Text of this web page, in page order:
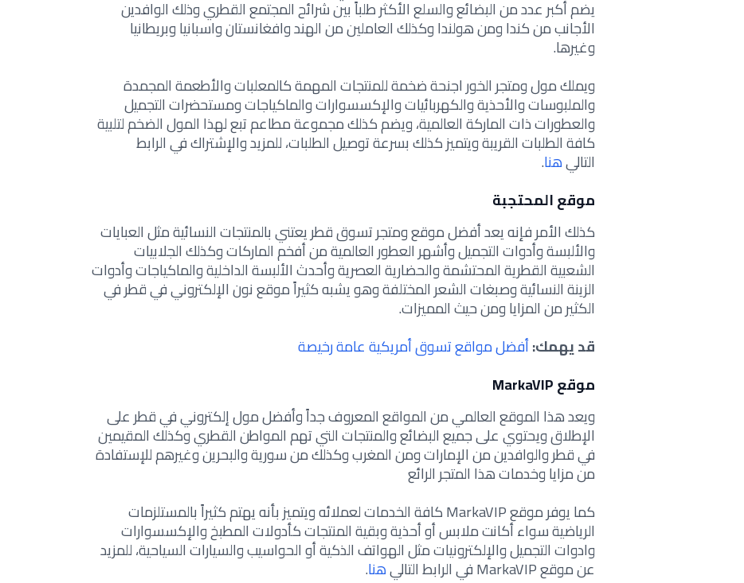
يضم أكبر عدد من البضائع والسلع الأكثر طلباً بين شرائح المجتمع القطري وذلك الوافدين
الأجانب من كندا ومن هولندا وكذلك العاملين من الهند وافغانستان واسبانيا وبريطانيا
وغيرها.
ويملك مول ومتجر الخور اجنحة ضخمة للمنتجات المهمة كالمعلبات والأطعمة المجمدة
والملبوسات والأحذية والكهربائيات والإكسسوارات والماكياجات ومستحضرات التجميل
والعطورات ذات الماركة العالمية، ويضم كذلك مجموعة مطاعم تبع لهذا المول الضخم لتلبية
كافة الطلبات القريبة ويتميز كذلك بسرعة توصيل الطلبات، للمزيد والإشتراك في الرابط
التاليهنا.
موقع المحتجبة
كذلك الأمر فإنه يعد أفضل موقع ومتجر تسوق قطر يعتني بالمنتجات النسائية مثل العبايات
والألبسة وأدوات التجميل وأشهر العطور العالمية من أفخم الماركات وكذلك الجلابيات
الشعبية القطرية المحتشمة والحضارية العصرية وأحدث الألبسة الداخلية والماكياجات وأدوات
الزينة النسائية وصبغات الشعر المختلفة وهو يشبه كثيراً موقع نون الإلكتروني في قطر في
الكثير من المزايا ومن حيث المميزات.
قد يهمك:أفضل مواقع تسوق أمريكية عامة رخيصة
موقع MarkaVIP
ويعد هذا الموقع العالمي من المواقع المعروف جداً وأفضل مول إلكتروني في قطر على
الإطلاق ويحتوي على جميع البضائع والمنتجات التي تهم المواطن القطري وكذلك المقيمين
في قطر والوافدين من الإمارات ومن المغرب وكذلك من سورية والبحرين وغيرهم للإستفادة
من مزايا وخدمات هذا المتجر الرائع
كما يوفر موقع MarkaVIP كافة الخدمات لعملائه ويتميز بأنه يهتم كثيراً بالمستلزمات
الرياضية سواء أكانت ملابس أو أحذية وبقية المنتجات كأدولات المطبخ والإكسسوارات
وادوات التجميل والإلكترونيات مثل الهواتف الذكية أو الحواسيب والسيارات السياحية، للمزيد
عن موقع MarkaVIP في الرابط التالي هنا.